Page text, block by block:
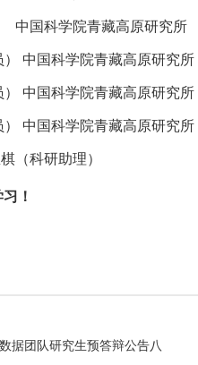
中国科学院青藏高原研究所
中国科学院青藏高原研究所
） 中国科学院青藏高原研究所
中国科学院青藏高原研究所
（科研助理）
！
据团队研究生预答辩公告八